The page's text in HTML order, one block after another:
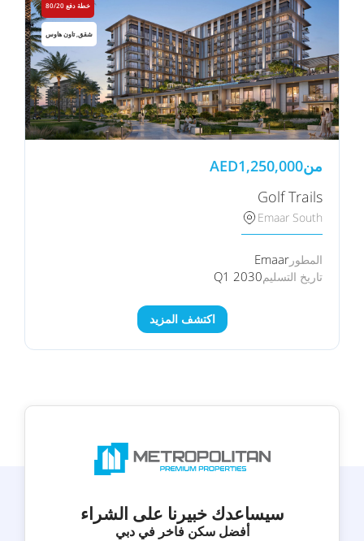
خطة دفع 80/20
شقق, تاون هاوس
من AED1,250,000
Golf Trails
Emaar South
المطور Emaar
تاريخ التسليمQ1 2030
اكتشف المزيد
سيساعدك خبيرنا على الشراء
أفضل سكن فاخر في دبي